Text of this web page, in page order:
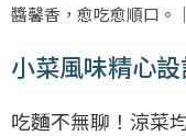
醬馨香，愈吃愈順口。
小菜風味精心
吃麵不無聊！涼菜